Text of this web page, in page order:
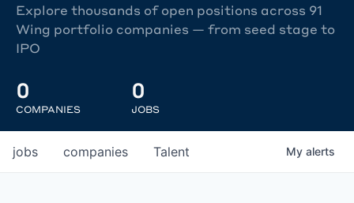
Explore thousands of open positions across 91
Wing portfolio companies — from seed stage to
IPO
0
COMPANIES
0
JOBS
jobs companies Talent My alerts